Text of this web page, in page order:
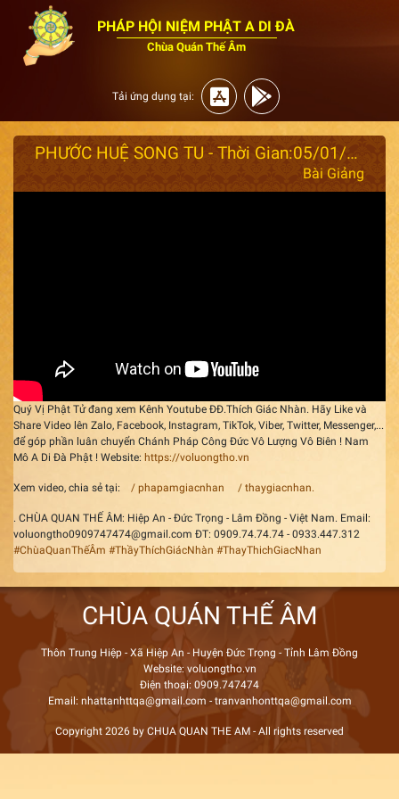
PHÁP HỘI NIỆM PHẬT A DI ĐÀ
Chùa Quán Thế Âm
Tải ứng dụng tại:
PHƯỚC HUỆ SONG TU - Thời Gian:05/01/2025(Nhằm Ngày:06/12/Giáp Thìn)
Bài Giảng
Quý Vị Phật Tử đang xem Kênh Youtube ĐĐ.Thích Giác Nhàn. Hãy Like và
Share Video lên Zalo, Facebook, Instagram, TikTok, Viber, Twitter, Messenger,...
để góp phần luân chuyển Chánh Pháp Công Đức Vô Lượng Vô Biên ! Nam
Mô A Di Đà Phật ! Website: https://voluongtho.vn
Xem video, chia sẻ tại: / phapamgiacnhan / thaygiacnhan.
. CHÙA QUAN THẾ ÂM: Hiệp An - Đức Trọng - Lâm Đồng - Việt Nam. Email:
voluongtho0909747474@gmail.com ĐT: 0909.74.74.74 - 0933.447.312
#ChùaQuanThếÂm #ThầyThíchGiácNhàn #ThayThichGiacNhan
CHÙA QUÁN THẾ ÂM
Thôn Trung Hiệp - Xã Hiệp An - Huyện Đức Trọng - Tỉnh Lâm Đồng
Website: voluongtho.vn
Điện thoại: 0909.747474
Email: nhattanhttqa@gmail.com - tranvanhonttqa@gmail.com
Copyright 2026 by CHUA QUAN THE AM - All rights reserved